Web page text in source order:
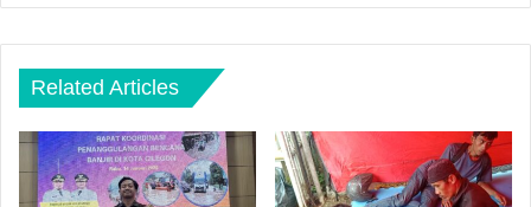
(Dika/Red)
Aliansi Mahasiswa Pandeglang
UPP Kelas III Labuan.
Related Articles